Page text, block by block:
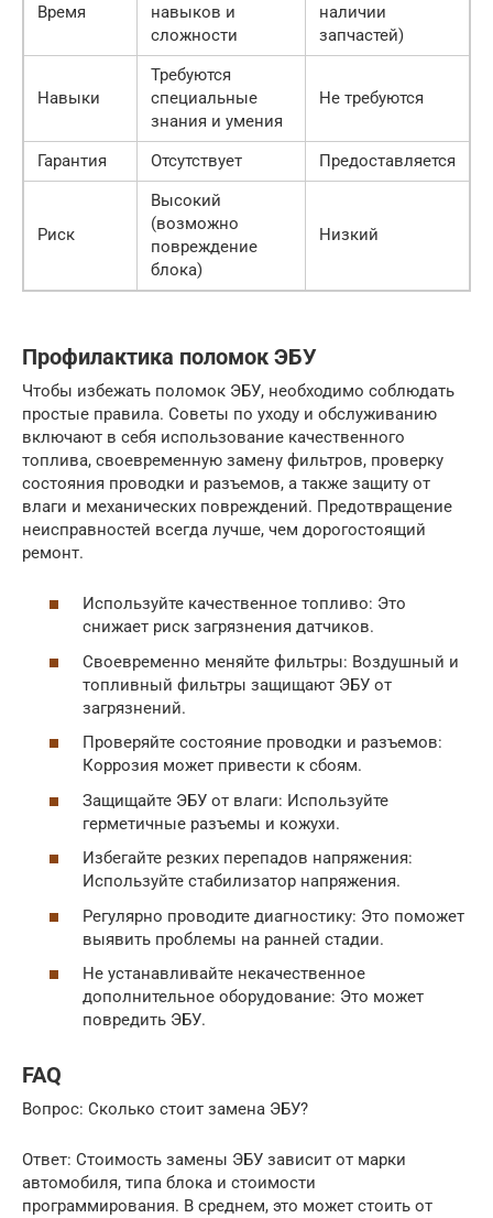
Время
навыков и
сложности
наличии
запчастей)
Навыки
Требуются
специальные
знания и умения
Не требуются
Гарантия Отсутствует Предоставляется
Риск
Высокий
(возможно
повреждение
блока)
Низкий
Профилактика поломок ЭБУ
Чтобы избежать поломок ЭБУ, необходимо соблюдать
простые правила. Советы по уходу и обслуживанию
включают в себя использование качественного
топлива, своевременную замену фильтров, проверку
состояния проводки и разъемов, а также защиту от
влаги и механических повреждений. Предотвращение
неисправностей всегда лучше, чем дорогостоящий
ремонт.
Используйте качественное топливо: Это
снижает риск загрязнения датчиков.
Своевременно меняйте фильтры: Воздушный и
топливный фильтры защищают ЭБУ от
загрязнений.
Проверяйте состояние проводки и разъемов:
Коррозия может привести к сбоям.
Защищайте ЭБУ от влаги: Используйте
герметичные разъемы и кожухи.
Избегайте резких перепадов напряжения:
Используйте стабилизатор напряжения.
Регулярно проводите диагностику: Это поможет
выявить проблемы на ранней стадии.
Не устанавливайте некачественное
дополнительное оборудование: Это может
повредить ЭБУ.
FAQ
Вопрос: Сколько стоит замена ЭБУ?
Ответ: Стоимость замены ЭБУ зависит от марки
автомобиля, типа блока и стоимости
программирования. В среднем, это может стоить от